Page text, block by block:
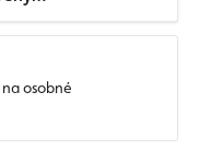
osobné